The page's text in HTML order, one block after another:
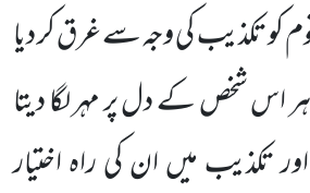
کو تکذیب کی وجہ سے غرق کر دیا
اس شخص کے دل پر مہر لگا دیتا
تکذیب میں ان کی راہ اختیار